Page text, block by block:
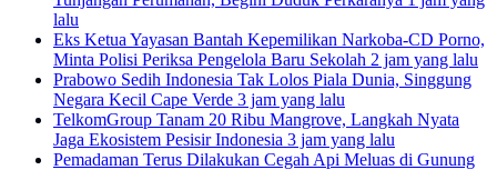
lalu
Eks Ketua Yayasan Bantah Kepemilikan Narkoba-CD Porno,
Minta Polisi Periksa Pengelola Baru Sekolah 2 jam yang lalu
Prabowo Sedih Indonesia Tak Lolos Piala Dunia, Singgung
Negara Kecil Cape Verde 3 jam yang lalu
TelkomGroup Tanam 20 Ribu Mangrove, Langkah Nyata
Jaga Ekosistem Pesisir Indonesia 3 jam yang lalu
Pemadaman Terus Dilakukan Cegah Api Meluas di Gunung